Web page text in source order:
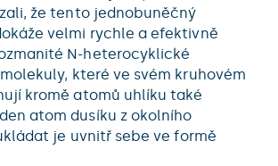
že tento jednobuněčný
velmi rychle a efektivně
N-heterocyklické
které ve svém kruhovém
kromě atomů uhlíku také
atom dusíku z okolního
je uvnitř sebe ve formě